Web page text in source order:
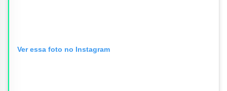
Ver essa foto no Instagram